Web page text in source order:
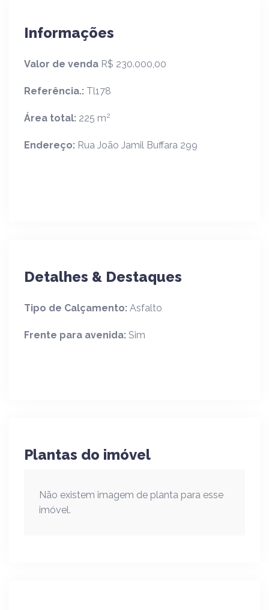
Informações
Valor de venda R$ 230.000,00
Referência.: Tl178
Área total: 225 m2
Endereço: Rua João Jamil Buffara 299
Detalhes & Destaques
Tipo de Calçamento: Asfalto
Frente para avenida: Sim
Plantas do imóvel
Não existem imagem de planta para esse
imóvel.